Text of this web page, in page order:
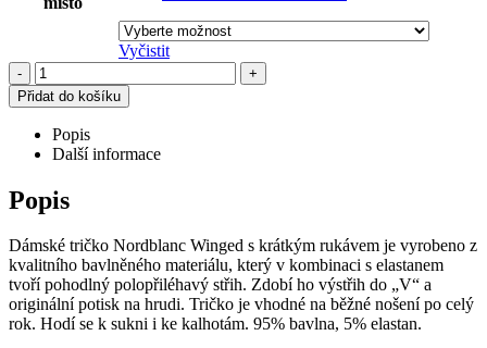
Vyčistit
-
+
Přidat do košíku
Popis
Další informace
Popis
Dámské tričko Nordblanc Winged s krátkým rukávem je vyrobeno z
kvalitního bavlněného materiálu, který v kombinaci s elastanem
tvoří pohodlný polopřiléhavý střih. Zdobí ho výstřih do „V“ a
originální potisk na hrudi. Tričko je vhodné na běžné nošení po celý
rok. Hodí se k sukni i ke kalhotám. 95% bavlna, 5% elastan.